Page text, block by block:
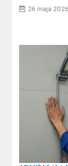
26 maja 2026